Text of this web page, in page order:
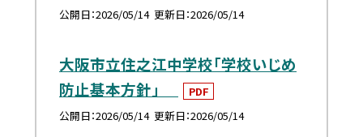
公開日 2026/05/14 更新日 2026/05/14
大阪市立住之江中学校「学校いじめ
防止基本方針」
PDF
公開日 2026/05/14 更新日 2026/05/14